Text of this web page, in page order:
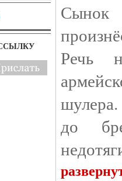
Речь
до